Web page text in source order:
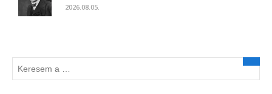
2026.08.05.